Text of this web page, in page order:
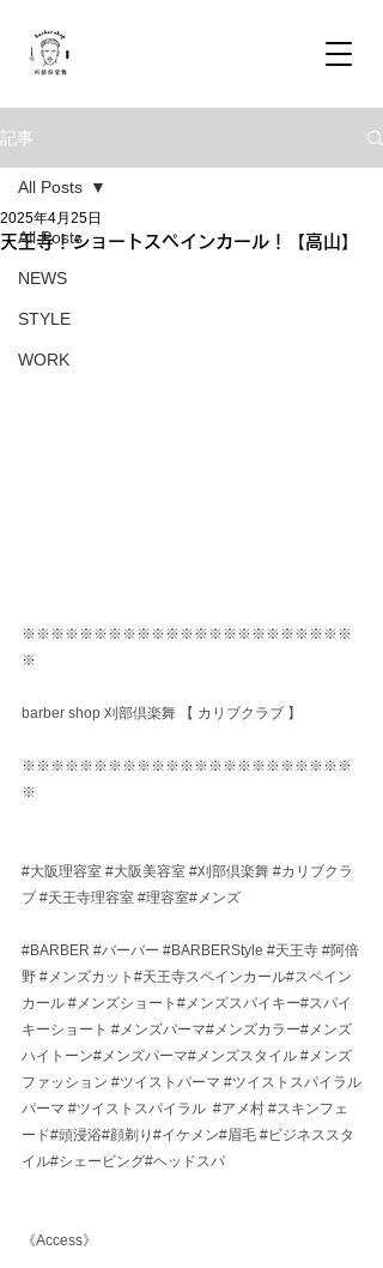
記事
All Posts
NEWS
STYLE
WORK
All Posts
天王寺！ショートスペインカール！【高山】
2025年4月25日
※※※※※※※※※※※※※※※※※※※※※※※
※
barber shop 刈部倶楽舞 【 カリブクラブ 】
※※※※※※※※※※※※※※※※※※※※※※※
※
#大阪理容室 #大阪美容室 #刈部倶楽舞 #カリブクラ
ブ #天王寺理容室 #理容室#メンズ
#BARBER #バーバー #BARBERStyle #天王寺 #阿倍
野 #メンズカット #天王寺スペインカール#スペイン
カール #メンズショート #メンズスパイキー#スパイ
キーショート #メンズパーマ#メンズカラー#メンズ
ハイトーン#メンズパーマ#メンズスタイル #メンズ
ファッション #ツイストパーマ #ツイストスパイラル
パーマ #ツイストスパイラル #アメ村 #スキンフェ
ード#頭浸浴#顔剃り#イケメン#眉毛 #ビジネススタ
イル#シェービング#ヘッドスパ
《Access》